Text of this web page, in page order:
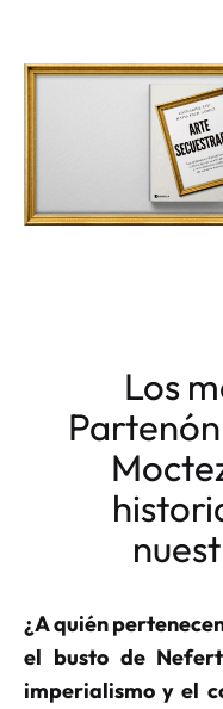
Los
¿A quién
el busto de
imperialismo y el